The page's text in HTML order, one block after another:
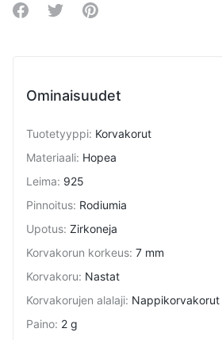
Share on Facebook
Share on Twitter
Share on Pinterest
Ominaisuudet
Tuotetyyppi: Korvakorut
Materiaali: Hopea
Leima: 925
Pinnoitus: Rodiumia
Upotus: Zirkoneja
Korvakorun korkeus: 7 mm
Korvakoru: Nastat
Korvakorujen alalaji: Nappikorvakorut
Paino: 2 g